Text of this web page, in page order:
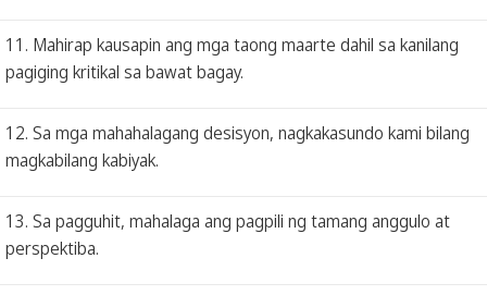
11. Mahirap kausapin ang mga taong maarte dahil sa kanilang
pagiging kritikal sa bawat bagay.
12. Sa mga mahahalagang desisyon, nagkakasundo kami bilang
magkabilang kabiyak.
13. Sa pagguhit, mahalaga ang pagpili ng tamang anggulo at
perspektiba.